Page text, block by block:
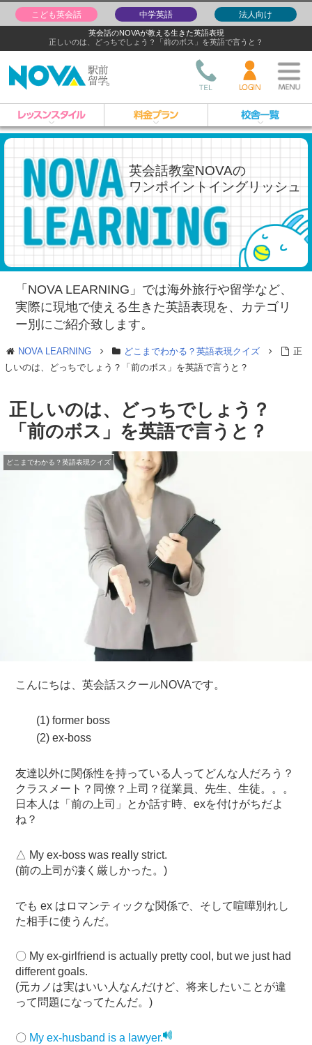
英会話のNOVAが教える生きた英語表現
正しいのは、どっちでしょう？「前のボス」を英語で言うと？
こども英会話 中学英語 法人向け
英会話教室NOVAの
ワンポイントイングリッシュ
「NOVA LEARNING」では海外旅行や留学など、
実際に現地で使える生きた英語表現を、 カテゴリ
ー別にご紹介致します。
NOVA LEARNING どこまでわかる？英語表現クイズ
正
しいのは、どっちでしょう？「前のボス」を英語で言うと？
正しいのは、どっちでしょう？
「前のボス」を英語で言うと？
どこまでわかる？英語表現クイズ
こんにちは、英会話スクールNOVAです。
(1) former boss
(2) ex-boss
友達以外に関係性を持っている人ってどんな人だろう？
クラスメート？同僚？上司？従業員、先生、生徒。。。
日本人は「前の上司」とか話す時、exを付けがちだよ
ね？
△ My ex-boss was really strict.
(前の上司が凄く厳しかった。)
でも ex はロマンティックな関係で、そして喧嘩別れし
た相手に使うんだ。
〇 My ex-girlfriend is actually pretty cool, but we just had
different goals.
(元カノは実はいい人なんだけど、将来したいことが違
って問題になってたんだ。)
〇 My ex-husband is a lawyer.